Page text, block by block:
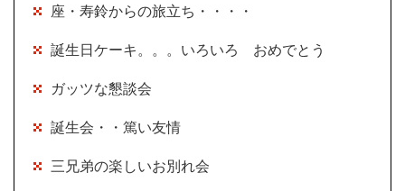
座・寿鈴からの旅立ち・・・・
誕生日ケーキ。。。いろいろ おめでとう
ガッツな懇談会
誕生会・・篤い友情
三兄弟の楽しいお別れ会